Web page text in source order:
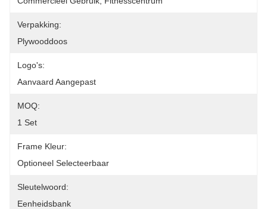
Verpakking:
Plywooddoos
Logo's:
Aanvaard Aangepast
MOQ:
1 Set
Frame Kleur:
Optioneel Selecteerbaar
Sleutelwoord:
Eenheidsbank